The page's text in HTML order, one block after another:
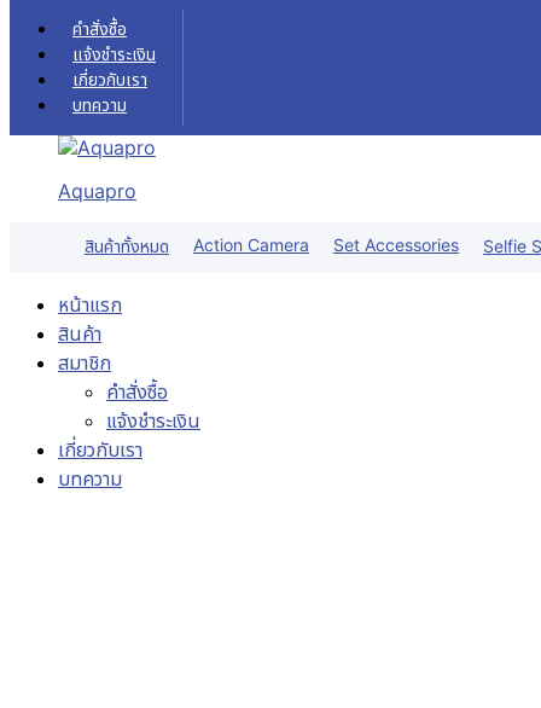
Skip to content
คำสั่งซื้อ
แจ้งชำระเงิน
เกี่ยวกับเรา
บทความ
Aquapro
สินค้าทั้งหมด Action Camera Set Accessories Selfie
หน้าแรก
สินค้า
สมาชิก
คำสั่งซื้อ
แจ้งชำระเงิน
เกี่ยวกับเรา
บทความ